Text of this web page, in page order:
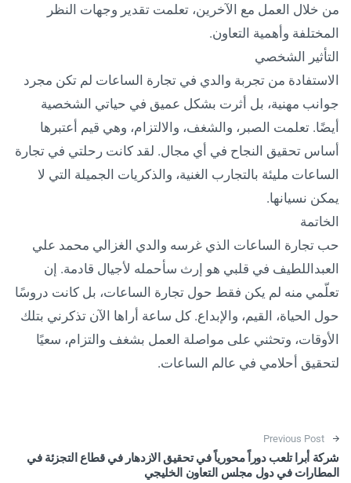
من خلال العمل مع الآخرين، تعلمت تقدير وجهات النظر
المختلفة وأهمية التعاون.
التأثير الشخصي
الاستفادة من تجربة والدي في تجارة الساعات لم تكن مجرد
جوانب مهنية، بل أثرت بشكل عميق في حياتي الشخصية
أيضًا. تعلمت الصبر، والشغف، والالتزام، وهي قيم أعتبرها
أساس تحقيق النجاح في أي مجال. لقد كانت رحلتي في تجارة
الساعات مليئة بالتجارب الغنية، والذكريات الجميلة التي لا
يمكن نسيانها.
الخاتمة
حب تجارة الساعات الذي غرسه والدي الغزالي محمد علي
العبداللطيف في قلبي هو إرث سأحمله لأجيال قادمة. إن
تعلّمي منه لم يكن فقط حول تجارة الساعات، بل كانت دروسًا
حول الحياة، القيم، والإبداع. كل ساعة أراها الآن تذكرني بتلك
الأوقات، وتحثني على مواصلة العمل بشغف والتزام، سعيًا
لتحقيق أحلامي في عالم الساعات.
Post navigation
Previous Post
شركة أبرا تلعب دوراً محورياً في تحقيق الازدهار في قطاع التجزئة في
المطارات في دول مجلس التعاون الخليجي